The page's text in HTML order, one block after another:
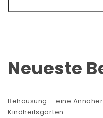
Neueste
Behausung – eine
Kindheitsgarten